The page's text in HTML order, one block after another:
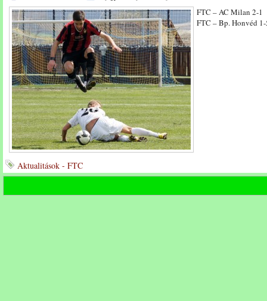
FTC – AC Milan 2-1
FTC – Bp. Honvéd
Aktualitások - FTC